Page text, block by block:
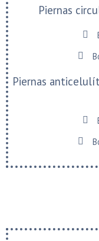
Piernas
Piernas